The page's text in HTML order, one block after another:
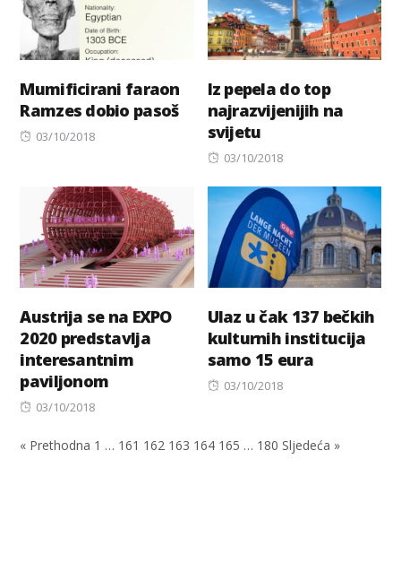
Mumificirani faraon
Ramzes dobio pasoš
Posted
03/10/2018
Iz pepela do top
najrazvijenijih na
svijetu
Posted
03/10/2018
Austrija se na EXPO
2020 predstavlja
interesantnim
paviljonom
Posted
03/10/2018
Ulaz u čak 137 bečkih
kulturnih institucija
samo 15 eura
Posted
03/10/2018
« Prethodna 1 … 161 162 163 164 165 … 180 Sljedeća »